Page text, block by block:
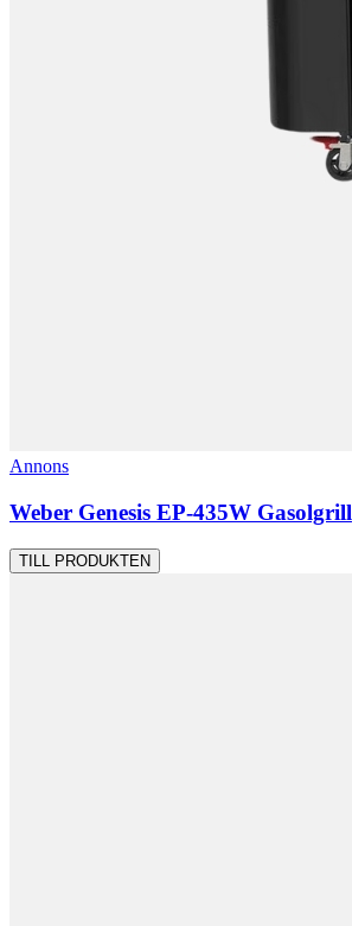
Annons
Weber Genesis EP-435W Gasolgrill
TILL PRODUKTEN